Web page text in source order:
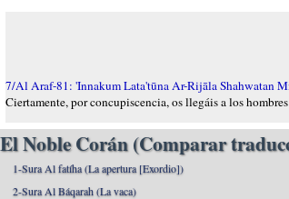
7/Al Araf-81: 'Innakum Lata'tūna Ar-Rijāla Shahwatan
Ciertamente, por concupiscencia, os llegáis a los
El Noble Corán (Comparar
1-Sura Al fatíha (La apertura [Exordio])
2-Sura Al Báqarah (La vaca)